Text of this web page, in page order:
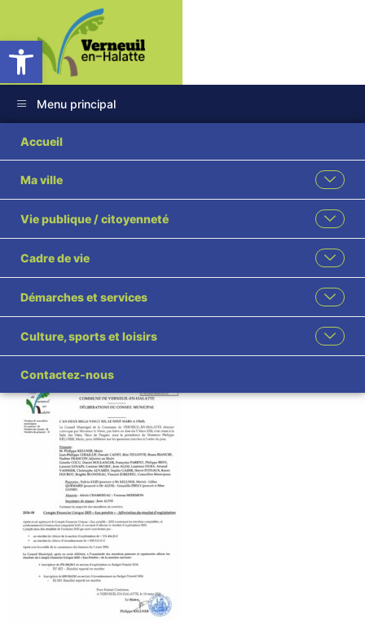
Ouvrir la barre d’outils
Menu principal
Accueil
Ma ville
Vie publique / citoyenneté
Cadre de vie
Démarches et services
Culture, sports et loisirs
Contactez-nous
2026-08 Compte
Financier Unique
2025 Eau potable
Affectation du
résultat
d’exploitation visé